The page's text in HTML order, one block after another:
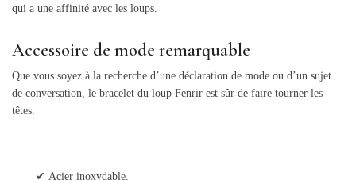
qui a une affinité avec les loups.
Accessoire de mode remarquable
Que vous soyez à la recherche d’une déclaration de mode ou d’un sujet
de conversation, le bracelet du loup Fenrir est sûr de faire tourner les
têtes.
✔ Acier inoxydable.